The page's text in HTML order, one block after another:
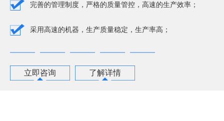
完善的管理制度，严格的质量管控，高速的生产效率；
采用高速的机器，生产质量稳定，生产率高；
立即咨询 了解详情